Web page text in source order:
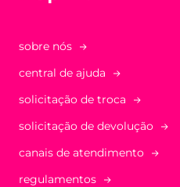
sobre nós
central de ajuda
solicitação de troca
solicitação de devolução
canais de atendimento
regulamentos